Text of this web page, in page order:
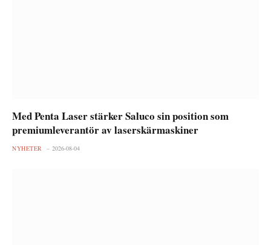
Med Penta Laser stärker Saluco sin position som
premiumleverantör av laserskärmaskiner
NYHETER 2026-08-04